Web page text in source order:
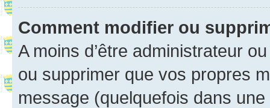
Comment modifier ou
A moins d’être administrateur
ou supprimer que vos propres
message (quelquefois dans